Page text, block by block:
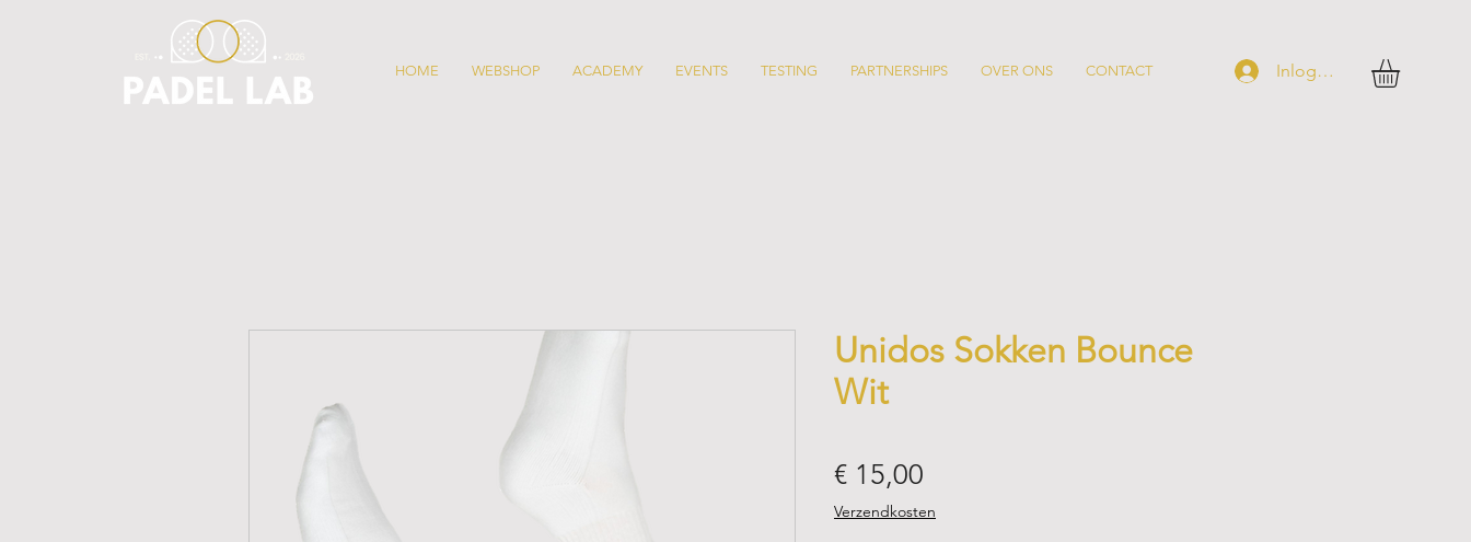
HOME WEBSHOP ACADEMY EVENTS TESTING PARTNERSHIPS OVER ONS CONTACT Inloggen
Unidos Sokken Bounce
Wit
€ 15,00
Verzendkosten